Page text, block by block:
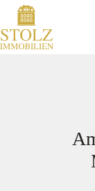
Zum
Inhalt
springen